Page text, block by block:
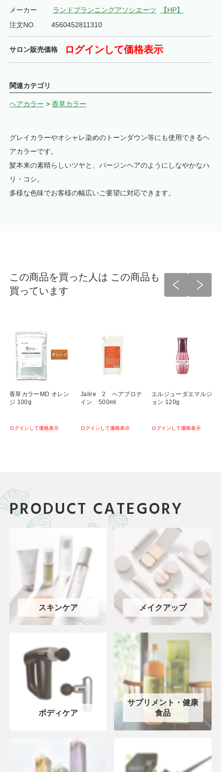
メーカー ランドプランニングアソシエーツ
【HP】
注文NO.
4560452811310
サロン販売価格 ログインして価格表示
関連カテゴリ
ヘアカラー >香草カラー
グレイカラーやオシャレ染めのトーンダウン等にも使用できるヘ
アカラーです。
髪本来の素晴らしいツヤと、バージンヘアのようにしなやかなハ
リ・コシ。
多様な色味でお客様の幅広いご要望に対応できます。
この商品を買った人は この商品も
買っています
香草カラーMD オレン
ジ 100g
ログインして価格表示
Jalire 2 ヘアプロテ
イン 500ml
ログインして価格表示
エルジューダエマルジ
ョン 120g
ログインして価格表示
PRODUCT CATEGORY
スキンケア メイクアップ
ボディケア
サプリメント・健康
食品